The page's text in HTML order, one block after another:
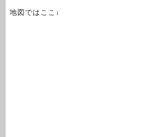
地図ではここ↓